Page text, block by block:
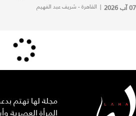
07 آب 2026 | القاهرة - شريف عبد الفهيم
مجلة لها تهتم
المرأة العصرية